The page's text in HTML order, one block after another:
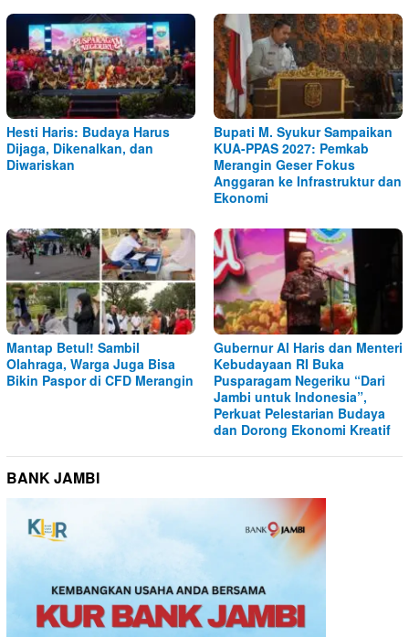
Hesti Haris: Budaya Harus
Dijaga, Dikenalkan, dan
Diwariskan
Bupati M. Syukur Sampaikan
KUA-PPAS 2027: Pemkab
Merangin Geser Fokus
Anggaran ke Infrastruktur dan
Ekonomi
Mantap Betul! Sambil
Olahraga, Warga Juga Bisa
Bikin Paspor di CFD Merangin
Gubernur Al Haris dan Menteri
Kebudayaan RI Buka
Pusparagam Negeriku “Dari
Jambi untuk Indonesia”,
Perkuat Pelestarian Budaya
dan Dorong Ekonomi Kreatif
BANK JAMBI